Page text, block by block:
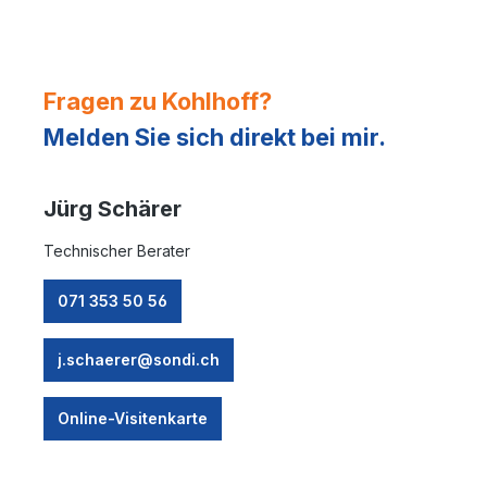
Fragen zu Kohlhoff?
Melden Sie sich direkt bei mir.
Jürg Schärer
Technischer Berater
071 353 50 56
j.schaerer@sondi.ch
Online-Visitenkarte